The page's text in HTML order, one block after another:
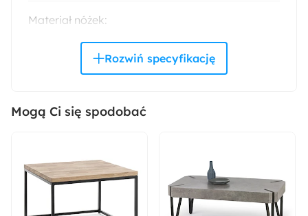
Materiał nóżek:
Materiał frontów:
Wykończenie frontów:
Mogą Ci się spodobać